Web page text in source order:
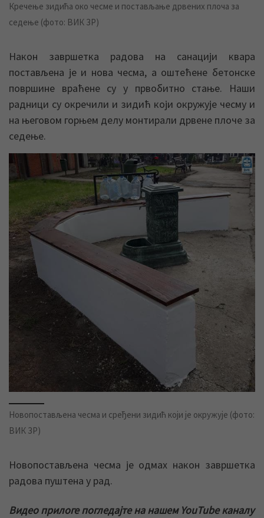
Кречење зидића око чесме и постављање дрвених плоча за
седење (фото: ВИК ЗР)
Након завршетка радова на санацији квара
постављена је и нова чесма, а оштећене бетонске
површине враћене су у првобитно стање. Наши
радници су окречили и зидић који окружује чесму и
на његовом горњем делу монтирали дрвене плоче за
седење.
Новопостављена чесма и сређени зидић који је окружује (фото:
ВИК ЗР)
Новопостављена чесма је одмах након завршетка
радова пуштена у рад.
Видео прилоге погледајте на нашем YouTube каналу